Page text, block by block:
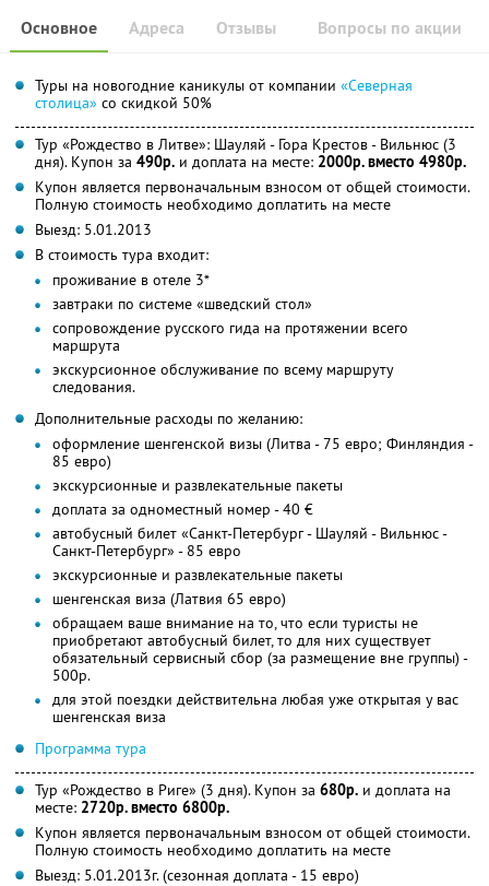
Основное Отзывы Вопросы по акции
Адреса
Туры на новогодние каникулы от компании «Северная
столица» со скидкой 50%
Тур «Рождество в Литве»: Шауляй - Гора Крестов - Вильнюс (3
дня). Купон за 490р. и доплата на месте: 2000р. вместо 4980р.
Купон является первоначальным взносом от общей стоимости.
Полную стоимость необходимо доплатить на месте
Выезд: 5.01.2013
В стоимость тура входит:
проживание в отеле 3*
завтраки по системе «шведский стол»
сопровождение русского гида на протяжении всего
маршрута
экскурсионное обслуживание по всему маршруту
следования.
Дополнительные расходы по желанию:
оформление шенгенской визы (Литва - 75 евро; Финляндия -
85 евро)
экскурсионные и развлекательные пакеты
доплата за одноместный номер - 40 €
автобусный билет «Санкт-Петербург - Шауляй - Вильнюс -
Санкт-Петербург» - 85 евро
экскурсионные и развлекательные пакеты
шенгенская виза (Латвия 65 евро)
обращаем ваше внимание на то, что если туристы не
приобретают автобусный билет, то для них существует
обязательный сервисный сбор (за размещение вне группы) -
500р.
для этой поездки действительна любая уже открытая у вас
шенгенская виза
Программа тура
Тур «Рождество в Риге» (3 дня). Купон за 680р. и доплата на
месте: 2720р. вместо 6800р.
Купон является первоначальным взносом от общей стоимости.
Полную стоимость необходимо доплатить на месте
Выезд: 5.01.2013г. (сезонная доплата - 15 евро)